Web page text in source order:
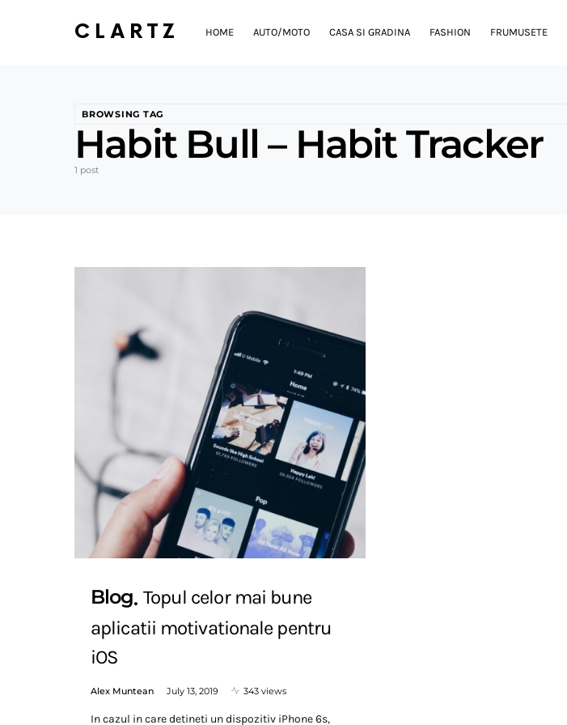
CLARTZ HOME AUTO/MOTO CASA SI GRADINA FASHION FRUMUSETE
BROWSING TAG
Habit Bull – Habit Tracker
1 post
Blog Topul celor mai bune
aplicatii motivationale pentru
iOS
Alex Muntean July 13, 2019 343 views
In cazul in care detineti un dispozitiv iPhone 6s,